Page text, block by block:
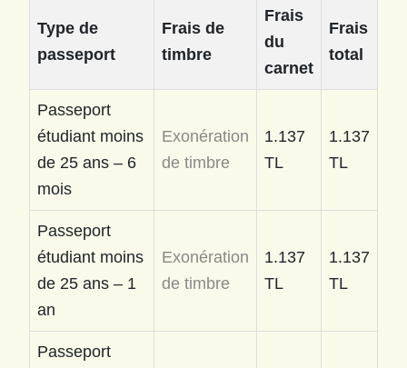
Type de
passeport
Frais de
timbre
Frais
du
carnet
Frais
total
Passeport
étudiant moins
de 25 ans – 6
mois
Exonération
de timbre
1.137
TL
1.137
TL
Passeport
étudiant moins
de 25 ans – 1
an
Exonération
de timbre
1.137
TL
1.137
TL
Passeport